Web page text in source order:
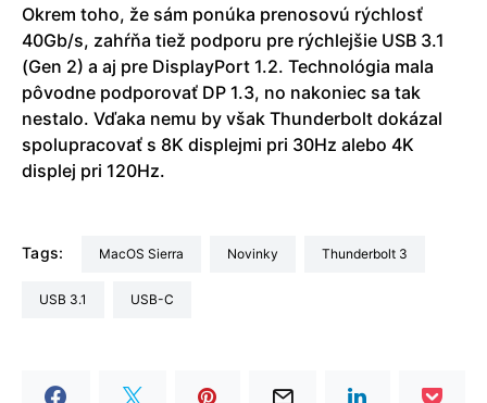
Okrem toho, že sám ponúka prenosovú rýchlosť
40Gb/s, zahŕňa tiež podporu pre rýchlejšie USB 3.1
(Gen 2) a aj pre DisplayPort 1.2. Technológia mala
pôvodne podporovať DP 1.3, no nakoniec sa tak
nestalo. Vďaka nemu by však Thunderbolt dokázal
spolupracovať s 8K displejmi pri 30Hz alebo 4K
displej pri 120Hz.
Tags: macOS Sierra Novinky Thunderbolt 3
USB 3.1 USB-C